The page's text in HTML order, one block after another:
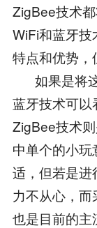
ZigBee技术
WiFi和蓝牙技
特点和优势，
如果是将
蓝牙技术可以
ZigBee技术
中单个的小
适，但若是进
力不从心，
也是目前的